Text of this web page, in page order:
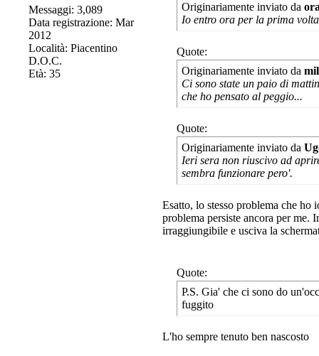
Messaggi: 3,089
Data registrazione: Mar
2012
Località: Piacentino
D.O.C.
Età: 35
Originariamente inviato da
Io entro ora per la prima
Quote:
Originariamente inviato da
Ci sono state un paio di
che ho pensato al peggio...
Quote:
Originariamente inviato da
Ieri sera non riuscivo ad
sembra funzionare pero'.
Esatto, lo stesso problema che
problema persiste ancora per me.
irraggiungibile e usciva la
Quote:
P.S. Gia' che ci sono do
fuggito
L'ho sempre tenuto ben nascosto